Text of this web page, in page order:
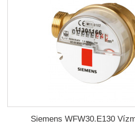
Siemens WFW30.E130